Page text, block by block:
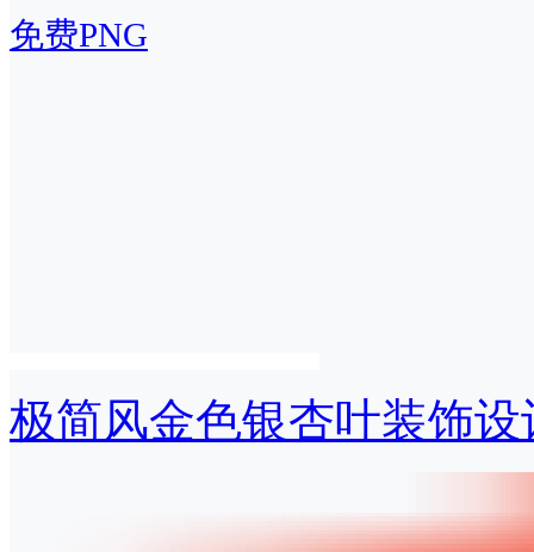
免费PNG
极简风金色银杏叶装饰设